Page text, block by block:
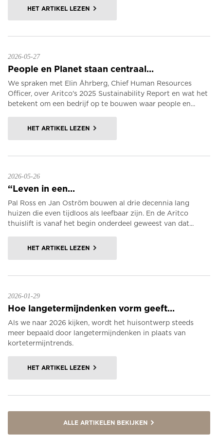
HET ARTIKEL LEZEN
2026-05-27
People en Planet staan centraal...
We spraken met Elin Åhrberg, Chief Human Resources
Officer, over Aritco's 2025 Sustainability Report en wat het
betekent om een bedrijf op te bouwen waar people en...
HET ARTIKEL LEZEN
2026-05-26
“Leven in een...
Pal Ross en Jan Oström bouwen al drie decennia lang
huizen die even tijdloos als leefbaar zijn. En de Aritco
thuislift is vanaf het begin onderdeel geweest van dat...
HET ARTIKEL LEZEN
2026-01-29
Hoe langetermijndenken vorm geeft...
Als we naar 2026 kijken, wordt het huisontwerp steeds
meer bepaald door langetermijndenken in plaats van
kortetermijntrends.
HET ARTIKEL LEZEN
ALLE ARTIKELEN BEKIJKEN